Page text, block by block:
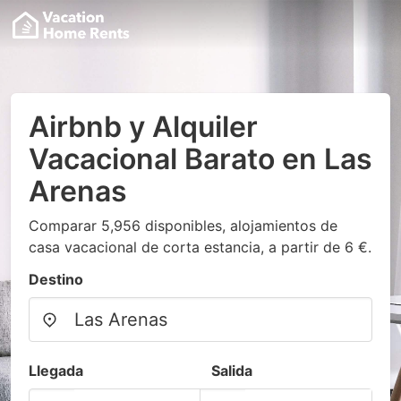
Airbnb y Alquiler
Vacacional Barato en Las
Arenas
Comparar 5,956 disponibles, alojamientos de
casa vacacional de corta estancia, a partir de 6 €.
Destino
Llegada Salida